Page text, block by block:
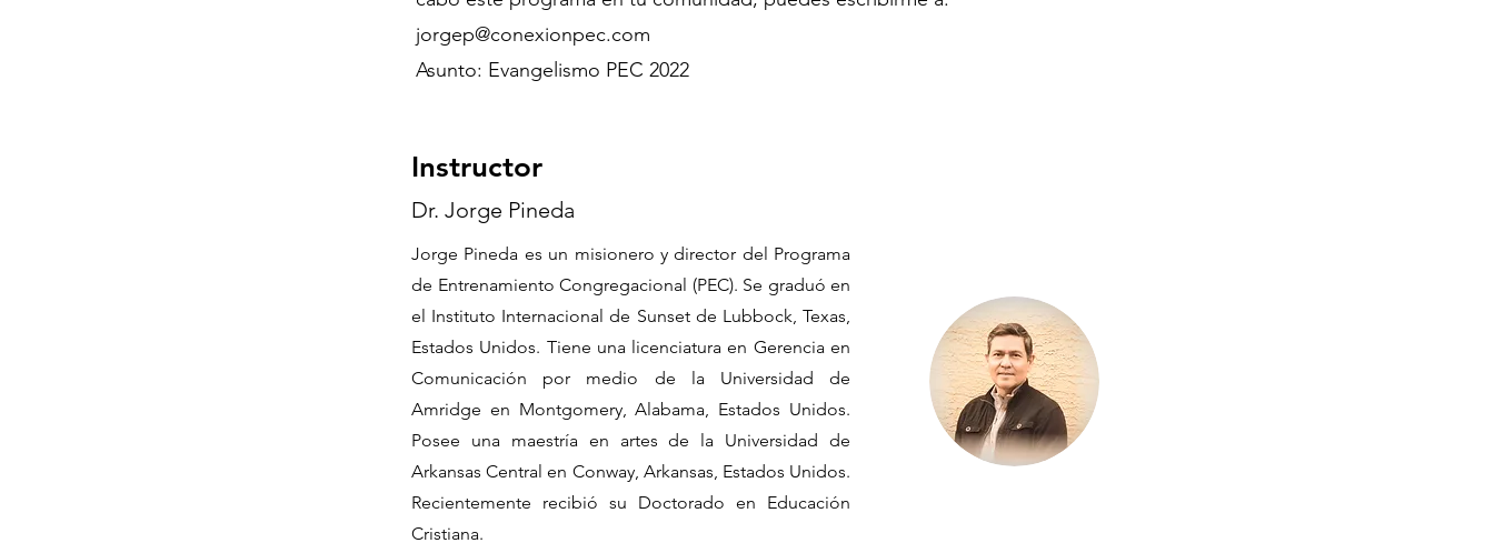
jorgep@conexionpec.com
Asunto: Evangelismo PEC 2022
Instructor
Dr. Jorge Pineda
Jorge Pineda es un misionero y director del Programa
de Entrenamiento Congregacional (PEC). Se graduó en
el Instituto Internacional de Sunset de Lubbock, Texas,
Estados Unidos. Tiene una licenciatura en Gerencia en
Comunicación por medio de la Universidad de
Amridge en Montgomery, Alabama, Estados Unidos.
Posee una maestría en artes de la Universidad de
Arkansas Central en Conway, Arkansas, Estados Unidos.
Recientemente recibió su Doctorado en Educación
Cristiana.